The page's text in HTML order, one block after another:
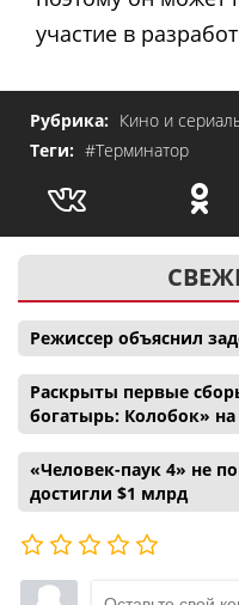
участие в
Рубрика: Кино и
Теги: #Терминатор
Режиссер объяснил
Раскрыты первые
богатырь: Колобок»
«Человек-паук 4» не
достигли $1 млрд